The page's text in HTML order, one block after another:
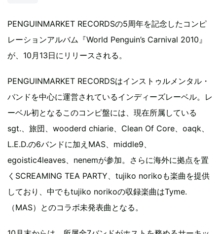
PENGUINMARKET RECORDSの5周年を記念したコンピ
レーションアルバム『World Penguin’s Carnival 2010』
が、10月13日にリリースされる。
PENGUINMARKET RECORDSはインストゥルメンタル・
バンドを中心に運営されているインディーズレーベル。レ
ーベル初となるこのコンピ盤には、現在所属している
sgt.、旅団、wooderd chiarie、Clean Of Core、oaqk、
L.E.D.の6バンドに加えMAS、middle9、
egoistic4leaves、nenemが参加。さらに海外に拠点を置
くSCREAMING TEA PARTY、tujiko norikoも楽曲を提供
しており、中でもtujiko norikoの収録楽曲はTyme.
（MAS）とのコラボ未発表曲となる。